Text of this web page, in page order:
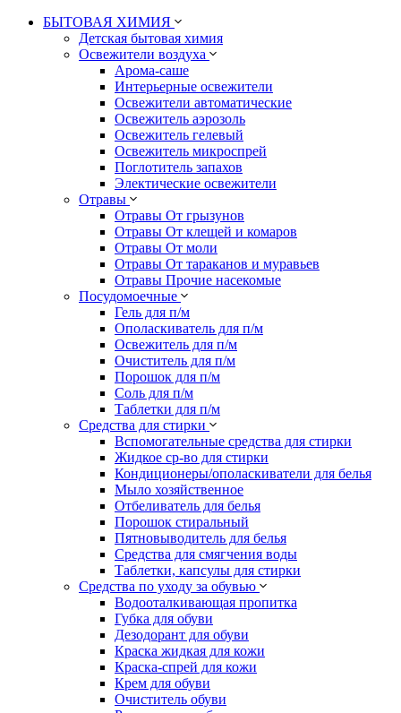
БЫТОВАЯ ХИМИЯ
Детская бытовая химия
Освежители воздуха
Арома-саше
Интерьерные освежители
Освежители автоматические
Освежитель аэрозоль
Освежитель гелевый
Освежитель микроспрей
Поглотитель запахов
Электические освежители
Отравы
Отравы От грызунов
Отравы От клещей и комаров
Отравы От моли
Отравы От тараканов и муравьев
Отравы Прочие насекомые
Посудомоечные
Гель для п/м
Ополаскиватель для п/м
Освежитель для п/м
Очиститель для п/м
Порошок для п/м
Соль для п/м
Таблетки для п/м
Средства для стирки
Вспомогательные средства для стирки
Жидкое ср-во для стирки
Кондиционеры/ополаскиватели для белья
Мыло хозяйственное
Отбеливатель для белья
Порошок стиральный
Пятновыводитель для белья
Средства для смягчения воды
Таблетки, капсулы для стирки
Средства по уходу за обувью
Водооталкивающая пропитка
Губка для обуви
Дезодорант для обуви
Краска жидкая для кожи
Краска-спрей для кожи
Крем для обуви
Очиститель обуви